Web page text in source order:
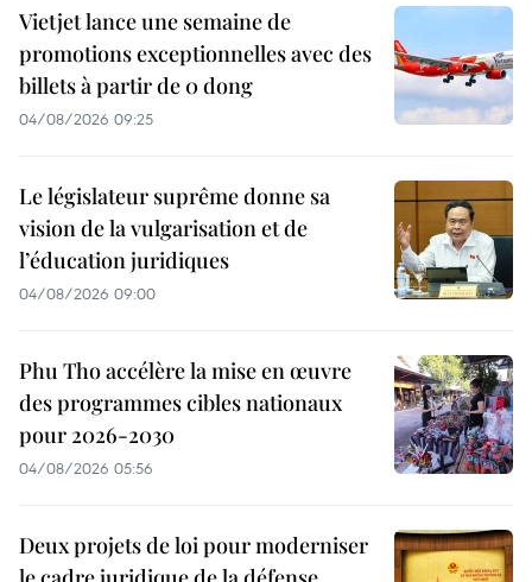
Vietjet lance une semaine de
promotions exceptionnelles avec des
billets à partir de 0 dong
04/08/2026 09:25
Le législateur suprême donne sa
vision de la vulgarisation et de
l’éducation juridiques
04/08/2026 09:00
Phu Tho accélère la mise en œuvre
des programmes cibles nationaux
pour 2026-2030
04/08/2026 05:56
Deux projets de loi pour moderniser